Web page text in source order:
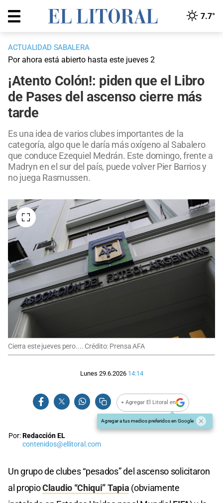
7.7°
ACTUALIDAD SABALERA
Por ahora está abierto hasta este jueves 2
¡Atento Colón!: piden que el Libro
de Pases del ascenso cierre más
tarde
Es una idea de varios clubes importantes de la
categoría, algo que le daría más oxígeno al Sabalero
que conduce Ezequiel Medrán. Este domingo, frente a
Madryn en el sur del país, puede volver Pier Barrios y
no juega Rasmussen.
Cierra este jueves pero.... Crédito: Prensa AFA
Lunes 29.6.2026 14:14
+ Agregar El Litoral en
Agregar a tus medios preferidos en Google
Por:Redacción EL
contenidos@ellitoral.com
Un grupo de clubes “pesados” del ascenso solicitaron
al propioClaudio “Chiqui” Tapia (obviamente